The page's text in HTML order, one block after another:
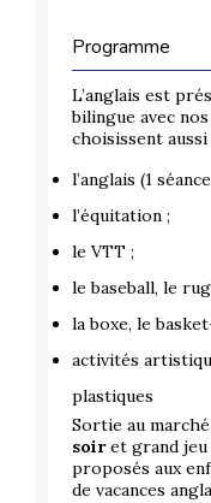
Programme
L’anglais est
bilingue avec
choisissent aussi
l’anglais (1
l’équitation ;
le VTT ;
le baseball, le
la boxe, le
activités
plastiques
Sortie au
soiret grand jeu
proposés aux
de vacances